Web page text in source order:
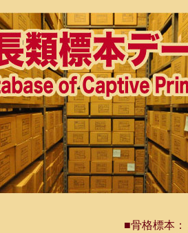
■骨格標本：